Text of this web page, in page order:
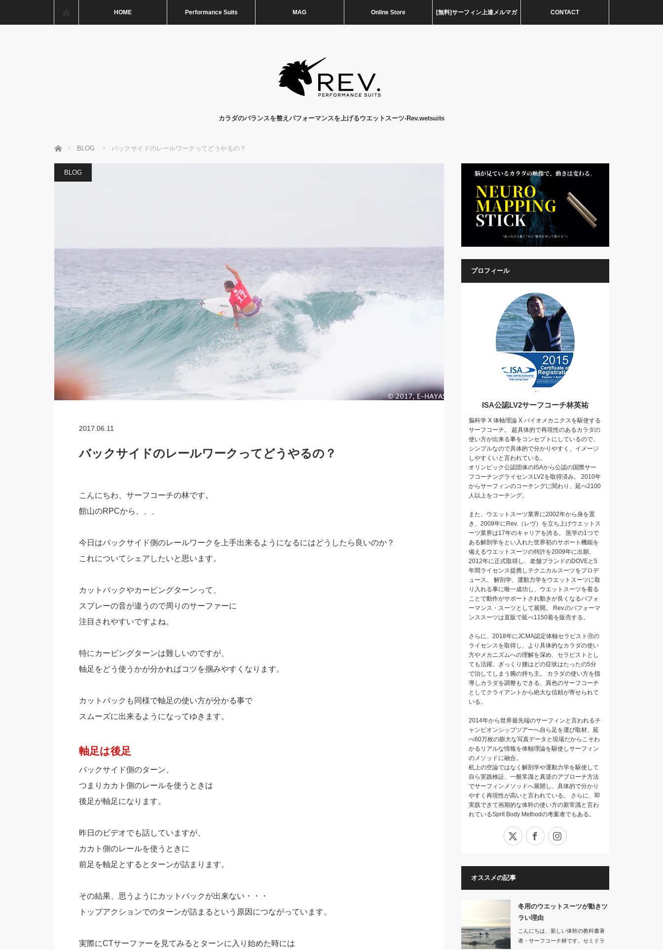
HOME Performance Suits MAG Online Store [無料]サーフィン上達メルマガ CONTACT
カラダのバランスを整えパフォーマンスを上げるウエットスーツ-Rev.wetsuits
ホーム BLOG バックサイドのレールワークってどうやるの？
BLOG
2017.06.11
バックサイドのレールワークってどうやるの？
こんにちわ、サーフコーチの林です。
館山のRPCから、、、
今日はバックサイド側のレールワークを上手出来るようになるにはどうしたら良いのか？
これについてシェアしたいと思います。
カットバックやカービングターンって、
スプレーの音が違うので周りのサーファーに
注目されやすいですよね。
特にカービングターンは難しいのですが、
軸足をどう使うかが分かればコツを掴みやすくなります。
カットバックも同様で軸足の使い方が分かる事で
スムーズに出来るようになってゆきます。
軸足は後足
バックサイド側のターン、
つまりカカト側のレールを使うときは
後足が軸足になります。
昨日のビデオでも話していますが、
カカト側のレールを使うときに
前足を軸足とするとターンが詰まります。
その結果、思うようにカットバックが出来ない・・・
トップアクションでのターンが詰まるという原因につながっています。
実際にCTサーファーを見てみるとターンに入り始めた時には
プロフィール
ISA公認LV2サーフコーチ林英祐
脳科学 X 体軸理論 X バイオメカニクスを駆使する
サーフコーチ。 超具体的で再現性のあるカラダの
使い方が出来る事をコンセプトにしているので、
シンプルなので具体的で分かりやすく、イメージ
しやすくいと言われている。
オリンピック公認団体のISAから公認の国際サー
フコーチングライセンスLV2を取得済み。 2010年
からサーフィンのコーチングに関わり、延べ2100
人以上をコーチング。
また、ウエットスーツ業界に2002年から身を置
き、2009年にRev.（レヴ）を立ち上げウエットス
ーツ業界は17年のキャリアを誇る。 医学の1つで
ある解剖学をとい入れた世界初のサポート機能を
備えるウエットスーツの特許を2009年に出願、
2012年に正式取得し、老舗ブランドのDOVEと5
年間ライセンス提携しテクニカルスーツをプロデ
ュース。 解剖学、運動力学をウエットスーツに取
り入れる事に唯一成功し、ウエットスーツを着る
ことで動作がサポートされ動きが良くなるパフォ
ーマンス・スーツとして展開。 Rev.のパフォーマ
ンススーツは直販で延べ1150着を販売する。
さらに、2018年にJCMA認定体軸セラピストⓇの
ライセンスを取得し、より具体的なカラダの使い
方やメカニズムへの理解を深め、セラピストとし
ても活躍。ぎっくり腰はどの症状はたったの5分
で治してしまう腕の持ち主。 カラダの使い方を指
導しカラダを調整もできる、異色のサーフコーチ
としてクライアントから絶大な信頼が寄せられて
いる。
2014年から世界最先端のサーフィンと言われるチ
ャンピオンシップツアーへ自ら足を運び取材、延
べ60万枚の膨大な写真データと現場だからこそわ
かるリアルな情報を体軸理論を駆使しサーフィン
のメソッドに融合。
机上の空論ではなく解剖学や運動力学を駆使して
自ら実践検証、一般常識と真逆のアプローチ方法
でサーフィンメソッドへ展開し、具体的で分かり
やすく再現性が高いと言われている。 さらに、即
実践できて画期的な体幹の使い方の新常識と言わ
れているSprit Body Methodの考案者でもある。
Facebook
オススメの記事
冬用のウエットスーツが動きツ
ラい理由
こんにちは、新しい体幹の教科書著
者・サーフコーチ林です。セミドラ